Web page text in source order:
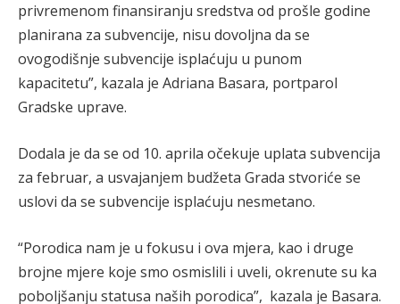
privremenom finansiranju sredstva od prošle godine
planirana za subvencije, nisu dovoljna da se
ovogodišnje subvencije isplaćuju u punom
kapacitetu”, kazala je Adriana Basara, portparol
Gradske uprave.
Dodala je da se od 10. aprila očekuje uplata subvencija
za februar, a usvajanjem budžeta Grada stvoriće se
uslovi da se subvencije isplaćuju nesmetano.
“Porodica nam je u fokusu i ova mjera, kao i druge
brojne mjere koje smo osmislili i uveli, okrenute su ka
poboljšanju statusa naših porodica”, kazala je Basara.